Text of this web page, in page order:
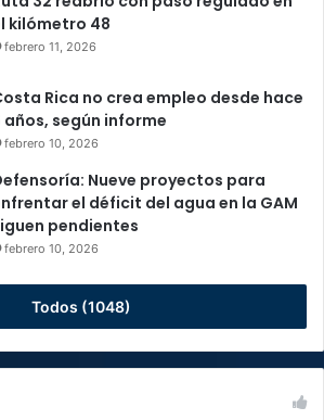
kilómetro 48
febrero 11, 2026
Rica no crea empleo desde hace
años, según informe
febrero 10, 2026
Nueve proyectos para
el déficit del agua en la GAM
pendientes
febrero 10, 2026
Todos (1048)